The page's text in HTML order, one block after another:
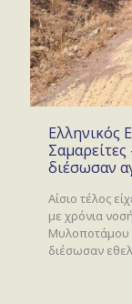
Ελληνικός
διέσωσαν
Αίσιο τέλος
με χρόνια
Μυλοποτάμου
διέσωσαν